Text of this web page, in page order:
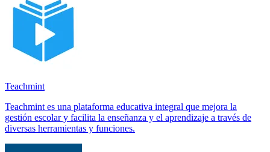
Teachmint
Teachmint es una plataforma educativa integral que mejora la
gestión escolar y facilita la enseñanza y el aprendizaje a través de
diversas herramientas y funciones.